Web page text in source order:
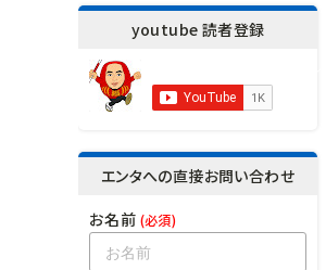
youtube 読者登録
エンタへの直接お問い合わせ
お名前 (必須)